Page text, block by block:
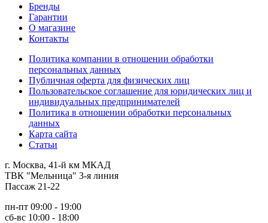
Бренды
Гарантии
О магазине
Контакты
Политика компании в отношении обработки
персональных данных
Публичная оферта для физических лиц
Пользовательское соглашение для юридических лиц и
индивидуальных предпринимателей
Политика в отношении обработки персональных
данных
Карта сайта
Статьи
г. Москва, 41-й км МКАД
ТВК "Мельница" 3-я линия
Пассаж 21-22
пн-пт 09:00 - 19:00
сб-вс 10:00 - 18:00